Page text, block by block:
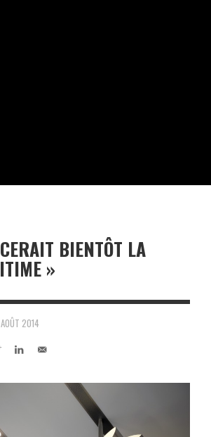
BIENTÔT LA
»
2014